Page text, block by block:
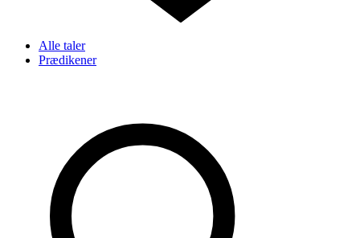
Alle taler
Prædikener